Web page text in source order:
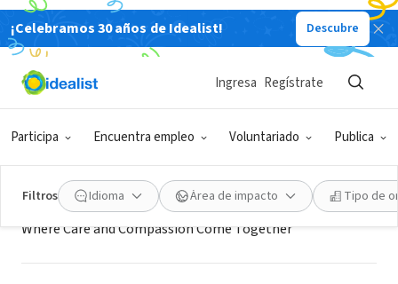
¡Celebramos 30 años de Idealist! Descubre
Participa Encuentra empleo Voluntariado Publica
Ingresa Regístrate
Filtros Idioma Área de impacto Tipo de
EMPRESA SOCIAL / EMPRESA
Compassionate Care Hospice
Misión
Where Care and Compassion Come Together